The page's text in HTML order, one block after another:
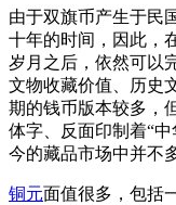
由于双旗币产生于民
十年的时间，因此，
岁月之后，依然可以
文物收藏价值、历史
期的钱币版本较多，
体字、反面印制着“
今的藏品市场中并不
铜元面值很多，包括